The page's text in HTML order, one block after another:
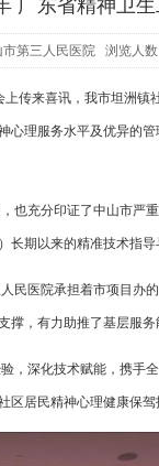
广东省精神卫
第三人民医院 浏览人
传来喜讯，我市坦洲镇
理服务水平及优异的
也充分印证了中山市严
长期以来的精准技术指导
民医院承担着市项目办
，有力助推了基层服务
，深化技术赋能，携手
居民精神心理健康保驾